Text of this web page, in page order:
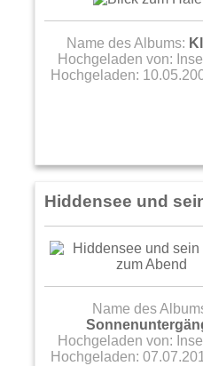
Name des Albums:
Hochgeladen von:
Hochgeladen:
Hiddensee und
Name des
Hochgeladen von:
Hochgeladen: